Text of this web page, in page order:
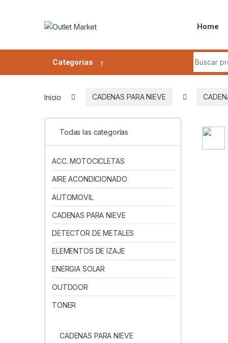
Home
Categorías
Inicio CADENAS PARA NIEVE
Todas las categorías
ACC. MOTOCICLETAS
AIRE ACONDICIONADO
AUTOMOVIL
CADENAS PARA NIEVE
DETECTOR DE METALES
ELEMENTOS DE IZAJE
ENERGIA SOLAR
OUTDOOR
TONER
CADENAS PARA NIEVE